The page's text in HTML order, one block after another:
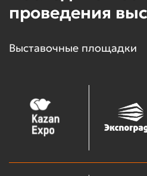
проведения
Выставочные площадки